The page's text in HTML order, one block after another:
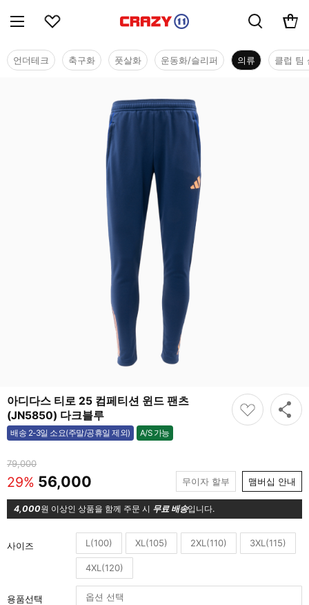
언더테크 축구화 풋살화 운동화/슬리퍼 의류 클럽 팀
아디다스 티로 25 컴페티션 윈드 팬츠
(JN5850) 다크블루
배송 2-3일 소요(주말/공휴일 제외) A/S 가능
가능
79,000
29% 56,000 무이자 할부 맴버십 안내
4,000원 이상인 상품을 함께 주문 시 무료 배송입니다.
사이즈 L(100) XL(105) 2XL(110) 3XL(115)
4XL(120)
용품선택